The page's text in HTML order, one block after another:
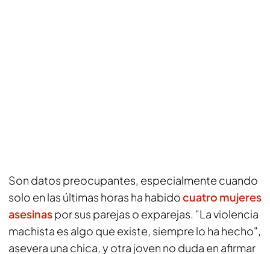
Son datos preocupantes, especialmente cuando
solo en las últimas horas ha habidocuatro mujeres
asesinaspor sus parejas o exparejas. "La violencia
machista es algo que existe, siempre lo ha hecho",
asevera una chica, y otra joven no duda en afirmar